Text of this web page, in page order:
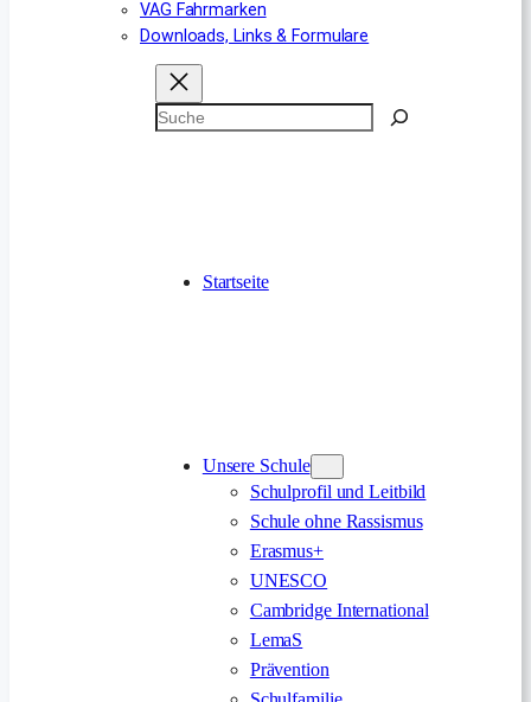
VAG Fahrmarken
Downloads, Links & Formulare
Suchen
Startseite
Unsere Schule
Schulprofil und Leitbild
Schule ohne Rassismus
Erasmus+
UNESCO
Cambridge International
LemaS
Prävention